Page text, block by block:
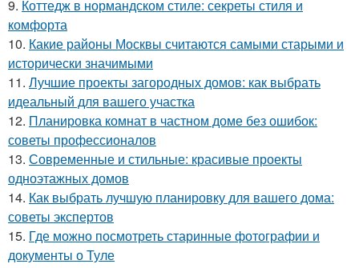
9. Коттедж в нормандском стиле: секреты стиля и
комфорта
10. Какие районы Москвы считаются самыми старыми и
исторически значимыми
11. Лучшие проекты загородных домов: как выбрать
идеальный для вашего участка
12. Планировка комнат в частном доме без ошибок:
советы профессионалов
13. Современные и стильные: красивые проекты
одноэтажных домов
14. Как выбрать лучшую планировку для вашего дома:
советы экспертов
15. Где можно посмотреть старинные фотографии и
документы о Туле